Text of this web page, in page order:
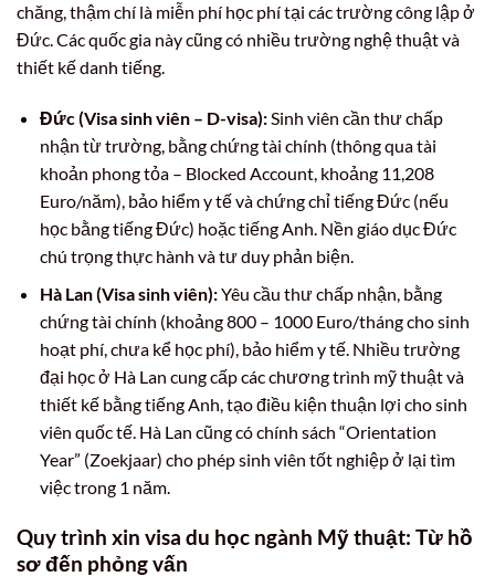
chăng, thậm chí là miễn phí học phí tại các trường công lập ở
Đức. Các quốc gia này cũng có nhiều trường nghệ thuật và
thiết kế danh tiếng.
Đức (Visa sinh viên – D-visa):Sinh viên cần thư chấp
nhận từ trường, bằng chứng tài chính (thông qua tài
khoản phong tỏa – Blocked Account, khoảng 11,208
Euro/năm), bảo hiểm y tế và chứng chỉ tiếng Đức (nếu
học bằng tiếng Đức) hoặc tiếng Anh. Nền giáo dục Đức
chú trọng thực hành và tư duy phản biện.
Hà Lan (Visa sinh viên):Yêu cầu thư chấp nhận, bằng
chứng tài chính (khoảng 800 – 1000 Euro/tháng cho sinh
hoạt phí, chưa kể học phí), bảo hiểm y tế. Nhiều trường
đại học ở Hà Lan cung cấp các chương trình mỹ thuật và
thiết kế bằng tiếng Anh, tạo điều kiện thuận lợi cho sinh
viên quốc tế. Hà Lan cũng có chính sách “Orientation
Year” (Zoekjaar) cho phép sinh viên tốt nghiệp ở lại tìm
việc trong 1 năm.
Quy trình xin visa du học ngành Mỹ thuật: Từ hồ
sơ đến phỏng vấn